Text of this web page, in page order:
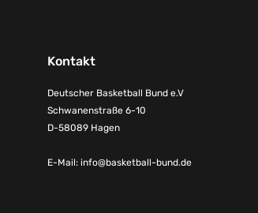
Kontakt
Deutscher Basketball Bund e.V
Schwanenstraße 6-10
D-58089 Hagen
E-Mail: info@basketball-bund.de